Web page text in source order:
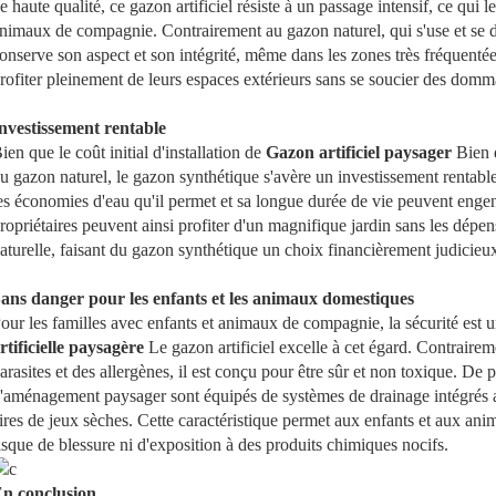
haute qualité, ce gazon artificiel résiste à un passage intensif, ce qui
de compagnie. Contrairement au gazon naturel, qui s'use et
son aspect et son intégrité, même dans les zones très
pleinement de leurs espaces extérieurs sans se soucier des
rentable
que le coût initial d'installation de Gazon artificiel paysager Bien
gazon naturel, le gazon synthétique s'avère un investissement
économies d'eau qu'il permet et sa longue durée de vie peuvent
peuvent ainsi profiter d'un magnifique jardin sans les
faisant du gazon synthétique un choix financièrement
danger pour les enfants et les animaux domestiques
les familles avec enfants et animaux de compagnie, la sécurité
paysagère Le gazon artificiel excelle à cet égard.
et des allergènes, il est conçu pour être sûr et non toxique. De
paysager sont équipés de systèmes de drainage
de jeux sèches. Cette caractéristique permet aux enfants et aux
de blessure ni d'exposition à des produits chimiques nocifs.